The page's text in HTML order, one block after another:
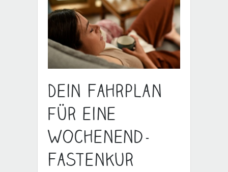
Dein Fahrplan
für eine
Wochenend-
Fastenkur